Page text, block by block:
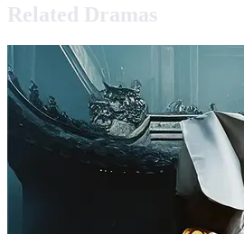
Related Dramas